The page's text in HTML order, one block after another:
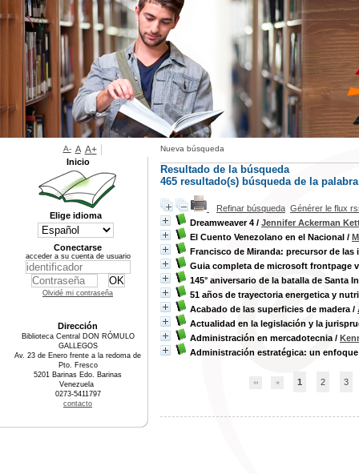
Nueva búsqueda
Resultado de la búsqueda
465 resultado(s) búsqueda de la
Refinar búsqueda Générer le flux
Dreamweaver 4 / Jennifer Ackerman
El Cuento Venezolano en el Nacional /
Francisco de Miranda: precursor de
Guia completa de microsoft frontpage
145° aniversario de la batalla de Santa
51 años de trayectoria energetica y
Acabado de las superficies de madera /
Actualidad en la legislación y la
Administración en mercadotecnia /
Administración estratégica: un
1 2 3
A- A A+
Inicio
Elige idioma
Conectarse
acceder a su cuenta de usuario
Olvidé mi contraseña
Dirección
Biblioteca Central DON RÓMULO
GALLEGOS
Av. 23 de Enero frente a la redoma de
Pto. Fresco
5201 Barinas Edo. Barinas
Venezuela
0273-5411797
contacto